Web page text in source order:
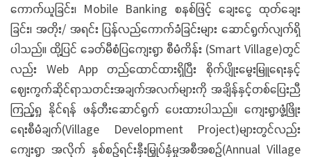
ကောက်ယူခြင်း၊ Mobile Banking စနစ်ဖြင့် ချေးငွေ ထုတ်ချေး
ခြင်း၊ အတိုး/ အရင်း ပြန်လည်ကောက်ခံခြင်းများ ဆောင်ရွက်လျက်ရှိ
ပါသည်။ ထို့ပြင် ခေတ်မီစံပြကျေးရွာ စီမံကိန်း (Smart Village)တွင်
လည်း Web App တည်ထောင်ထားရှိပြီး စိုက်ပျိုးမွေးမြူရေးနှင့်
ဈေးကွက်ဆိုင်ရာသတင်းအချက်အလက်များကို အချိန်နှင့်တစ်ပြေးညီ
ကြည့်ရှု နိုင်ရန် ဖန်တီးဆောင်ရွက် ပေးထားပါသည်။ ကျေးရွာဖွံ့ဖြိုး
ရေးစီမံချက်(Village Development Project)များတွင်လည်း
ကျေးရွာ အလိုက် နှစ်စဉ်ရင်းနှီးမြှုပ်နှံမှုအစီအစဉ်(Annual Village